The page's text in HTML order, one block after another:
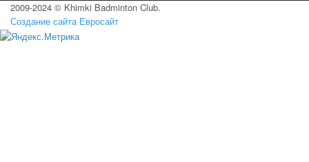
2009-2024 © Khimki Badminton Club.
Создание сайта Евросайт